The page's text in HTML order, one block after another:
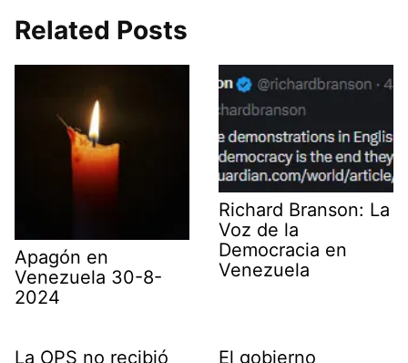
i
t
e
b
o
k
e
d
n
p
m
Related Posts
Apagón en
Venezuela 30-8-
2024
Richard Branson: La
Voz de la
Democracia en
Venezuela
La OPS no recibió
El gobierno